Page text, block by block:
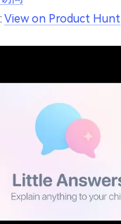
: View on Product Hunt